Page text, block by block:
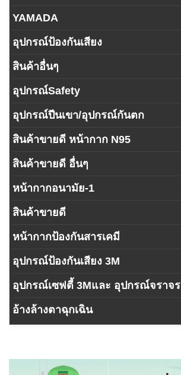
YAMADA
อุปกรณ์ป้องกันเสียง
สินค้าอื่นๆ
อุปกรณ์Safety
อุปกรณ์ปีนเขา/อุปกรณ์กันตก
สินค้าขายดี หน้ากาก N95
สินค้าขายดี อื่นๆ
หน้ากากอนามัย-1
สินค้าขายดี
หน้ากากป้องกันสารเคมี
อุปกรณ์ป้องกันเสียง 3M
อุปกรณ์เซฟตี้ 3Mและ อุปกรณ์จราจร
อ้างล้างตาฉุกเฉิน